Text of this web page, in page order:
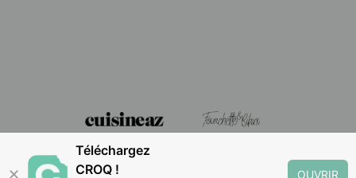
✕
Téléchargez
CROQ !
OUVRIR